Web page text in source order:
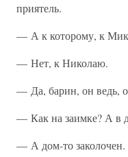
приятель.
— А к которому, к
— Нет, к Николаю.
— Да, барин, он ведь,
— Как на заимке? А в
— А дом-то заколочен.